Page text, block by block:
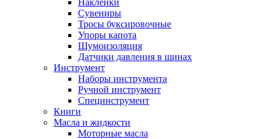
Наклейки
Сувениры
Тросы буксировочные
Упоры капота
Шумоизоляция
Датчики давления в шинах
Инструмент
Наборы инструмента
Ручной инструмент
Специнструмент
Книги
Масла и жидкости
Моторные масла